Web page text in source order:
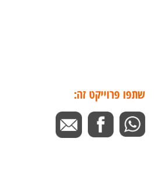
שתפו פרוייקט זה: